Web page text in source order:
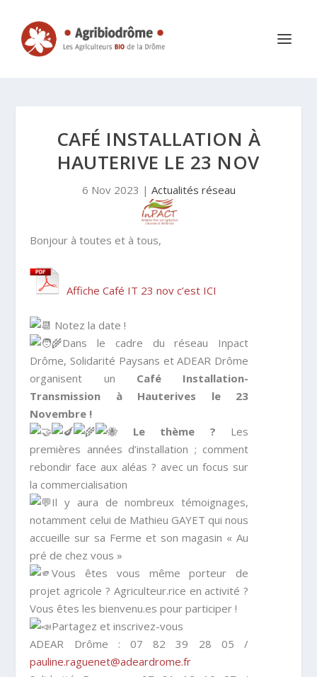
CAFÉ INSTALLATION À
HAUTERIVE LE 23 NOV
6 Nov 2023 | Actualités réseau
Bonjour à toutes et à tous,
Affiche Café IT 23 nov c’est ICI
Notez la date !
Dans le cadre du réseau Inpact
Drôme, Solidarité Paysans et ADEAR Drôme
organisent un Café Installation-
Transmission à Hauterives le 23
Novembre !
Le thème ? Les
premières années d’installation ; comment
rebondir face aux aléas ? avec un focus sur
la commercialisation
Il y aura de nombreux témoignages,
notamment celui de Mathieu GAYET qui nous
accueille sur sa Ferme et son magasin « Au
pré de chez vous »
Vous êtes vous même porteur de
projet agricole ? Agriculteur.rice en activité ?
Vous êtes les bienvenu.es pour participer !
Partagez et inscrivez-vous
ADEAR Drôme : 07 82 39 28 05 /
pauline.raguenet@adeardrome.fr